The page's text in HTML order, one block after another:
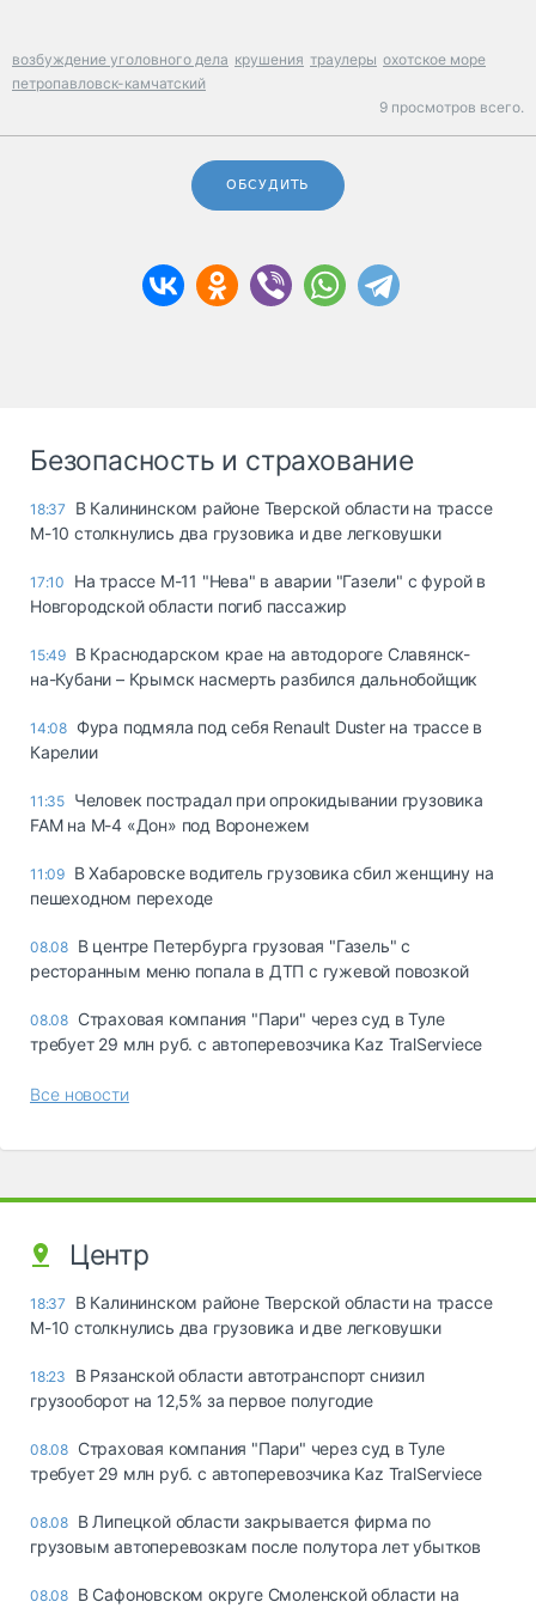
возбуждение уголовного дела крушения траулеры охотское море
петропавловск-камчатский
9 просмотров всего.
ОБСУДИТЬ
Безопасность и страхование
18:37
В Калининском районе Тверской области на трассе
М-10 столкнулись два грузовика и две легковушки
17:10
На трассе М-11 "Нева" в аварии "Газели" с фурой в
Новгородской области погиб пассажир
15:49 В Краснодарском крае на автодороге Славянск-
на-Кубани – Крымск насмерть разбился дальнобойщик
14:08 Фура подмяла под себя Renault Duster на трассе в
Карелии
11:35 Человек пострадал при опрокидывании грузовика
FAM на М-4 «Дон» под Воронежем
11:09 В Хабаровске водитель грузовика сбил женщину на
пешеходном переходе
08.08 В центре Петербурга грузовая "Газель" с
ресторанным меню попала в ДТП с гужевой повозкой
08.08 Страховая компания "Пари" через суд в Туле
требует 29 млн руб. с автоперевозчика Kaz TralServiece
Все новости
Центр
18:37
В Калининском районе Тверской области на трассе
М-10 столкнулись два грузовика и две легковушки
18:23
В Рязанской области автотранспорт снизил
грузооборот на 12,5% за первое полугодие
08.08 Страховая компания "Пари" через суд в Туле
требует 29 млн руб. с автоперевозчика Kaz TralServiece
08.08 В Липецкой области закрывается фирма по
грузовым автоперевозкам после полутора лет убытков
08.08 В Сафоновском округе Смоленской области на